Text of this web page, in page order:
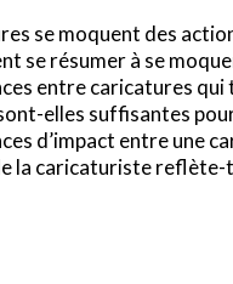
se moquent des
se résumer à se
entre caricatures qui
elles suffisantes
d’impact entre une
la caricaturiste